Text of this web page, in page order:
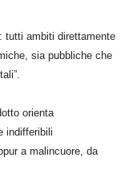
tutti ambiti direttamente
sia pubbliche che
orienta
indifferibili
a malincuore, da